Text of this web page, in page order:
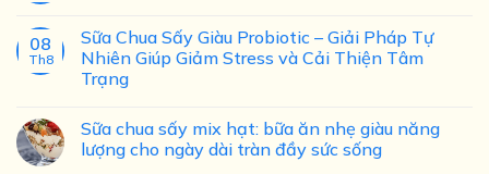
08
Th8
Sữa Chua Sấy Giàu Probiotic – Giải Pháp Tự
Nhiên Giúp Giảm Stress và Cải Thiện Tâm
Trạng
Sữa chua sấy mix hạt: bữa ăn nhẹ giàu năng
lượng cho ngày dài tràn đầy sức sống